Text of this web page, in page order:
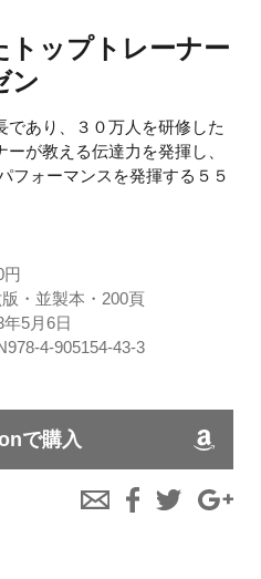
トップトレーナー
ン
であり、３０万人を研修した
が教える伝達力を発揮し、
フォーマンスを発揮する５５
円
版・並製本・200頁
年5月6日
4-905154-43-3
で購入